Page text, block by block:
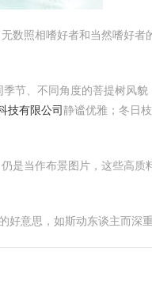
数照相嗜好者和当然嗜好者
节、不同角度的菩提树风貌
技有限公司静谧优雅；冬日
是当作布景图片，这些高质
意思，如斯动东谈主而深重